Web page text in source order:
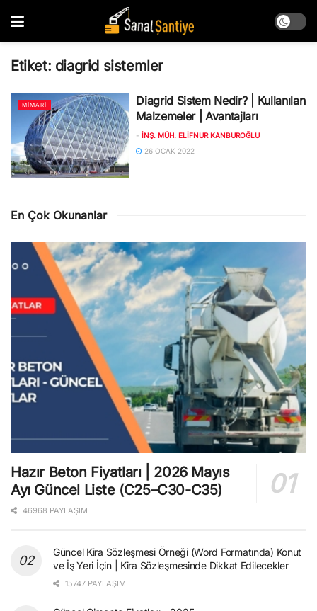
Etiket: diagrid sistemler
MIMARI
Diagrid Sistem Nedir? | Kullanılan
Malzemeler | Avantajları
- İNŞ. MÜH. ELIFNUR KANBUROĞLU
26 OCAK 2022
En Çok Okunanlar
Hazır Beton Fiyatları | 2026 Mayıs
Ayı Güncel Liste (C25–C30-C35)
46968 PAYLAŞIM
Güncel Kira Sözleşmesi Örneği (Word Formatında) Konut
ve İş Yeri İçin | Kira Sözleşmesinde Dikkat Edilecekler
15747 PAYLAŞIM